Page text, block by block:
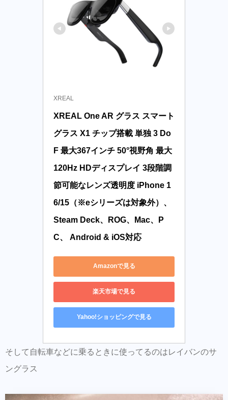
XREAL
XREAL One AR グラス スマート
グラス X1 チップ搭載 単独 3 Do
F 最大367インチ 50°視野角 最大
120Hz HDディスプレイ 3段階調
節可能なレンズ透明度 iPhone 1
6/15（※eシリーズは対象外）、
Steam Deck、ROG、Mac、P
C、 Android & iOS対応
Amazonで見る
楽天市場で見る
Yahoo!ショッピングで見る
そして自転車などに乗るときに使ってるのはレイバンのサ
ングラス